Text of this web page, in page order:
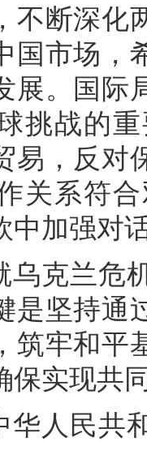
不断深化
国市场，
展。国际
挑战的
易，反对
关系符
中加强对
乌克兰危
是坚持通
筑牢和平
保实现共
华人民共